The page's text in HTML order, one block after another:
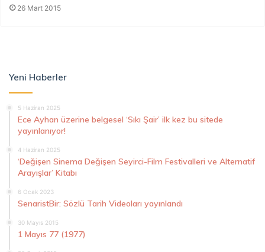
26 Mart 2015
Yeni Haberler
5 Haziran 2025
Ece Ayhan üzerine belgesel ‘Sıkı Şair’ ilk kez bu sitede
yayınlanıyor!
4 Haziran 2025
‘Değişen Sinema Değişen Seyirci-Film Festivalleri ve Alternatif
Arayışlar’ Kitabı
6 Ocak 2023
SenaristBir: Sözlü Tarih Videoları yayınlandı
30 Mayıs 2015
1 Mayıs 77 (1977)